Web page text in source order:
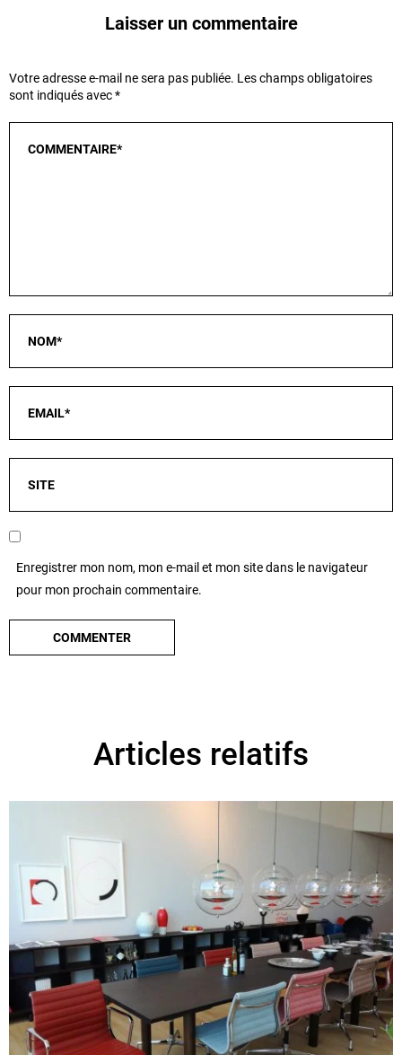
Laisser un commentaire
Votre adresse e-mail ne sera pas publiée. Les champs obligatoires
sont indiqués avec*
Enregistrer mon nom, mon e-mail et mon site dans le navigateur
pour mon prochain commentaire.
Articles relatifs